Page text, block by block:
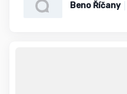
Beno Říčany